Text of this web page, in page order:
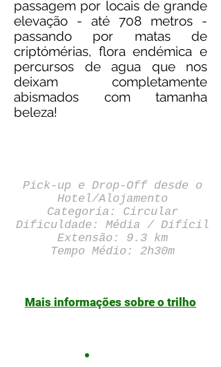
passagem por locais de grande
elevação - até 708 metros -
passando por matas de
criptómérias, flora endémica e
percursos de agua que nos
deixam completamente
abismados com tamanha
beleza!
Pick-up e Drop-Off desde o
Hotel/Alojamento
Categoria: Circular
Dificuldade: Média / Difícil
Extensão: 9.3 km
Tempo Médio: 2h30m
Mais informações sobre o trilho